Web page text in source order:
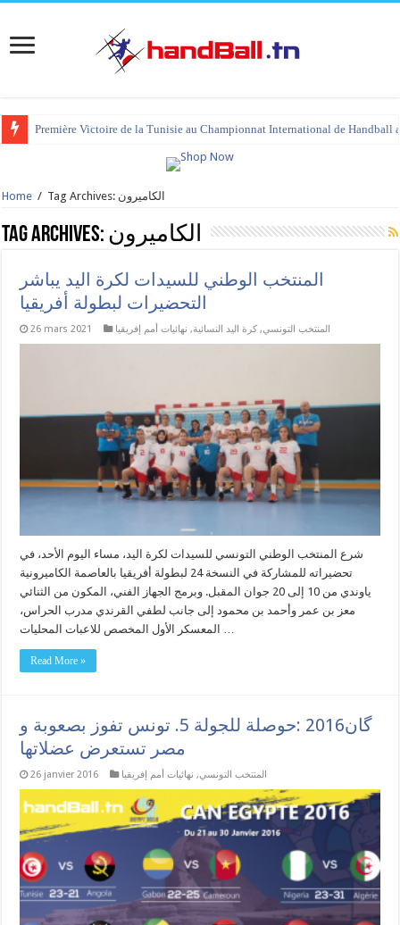
Première Victoire de la Tunisie au Championnat International de Handball
Home / Tag Archives: الكاميرون
Tag Archives: الكاميرون
المنتخب الوطني للسيدات لكرة اليد يباشر
التحضيرات لبطولة أفريقيا
26 mars 2021 المنتخب التونسي, كرة اليد النسائية, نهائيات أمم إفريقيا
شرع المنتخب الوطني التونسي للسيدات لكرة اليد، مساء اليوم الأحد، في
تحضيراته للمشاركة في النسخة 24 لبطولة أفريقيا بالعاصمة الكاميرونية
ياوندي من 10 إلى 20 جوان المقبل. وبرمج الجهاز الفني، المكون من الثنائي
معز بن عمر وأحمد بن محمود إلى جانب لطفي القرندي مدرب الحراس،
Read More »
گان2016 :حوصلة للجولة 5. تونس تفوز بصعوبة و
مصر تستعرض عضلاتها
26 janvier 2016 المنتخب التونسي, نهائيات أمم إفريقيا